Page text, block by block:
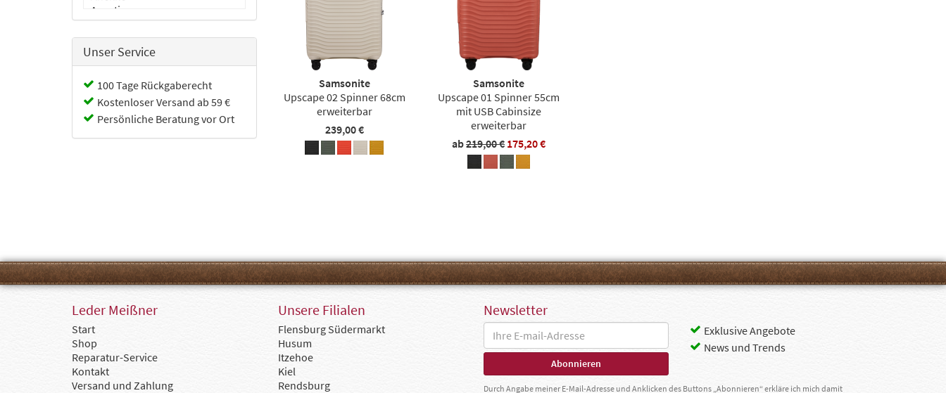
Aporti
aunts & uncles
BLACKBEAT
Burkely
Cabaia
Cabin Zero
Camel
Capriccio
Chesterfield
Chipolo
Fabrizio
Fjällräven
Flanigan
Flynka
Gerry Weber
Golden Head
Goldline
GOT BAG
Götz
Guess
Unser Service
100 Tage Rückgaberecht
Kostenloser Versand ab 59 €
Persönliche Beratung vor Ort
Samsonite
Upscape 02 Spinner 68cm
erweiterbar
239,00 €
Samsonite
Upscape 01 Spinner 55cm
mit USB Cabinsize
erweiterbar
ab219,00 € 175,20 €
Leder Meißner
Start
Shop
Reparatur-Service
Kontakt
Versand und Zahlung
Unsere Filialen
Flensburg Südermarkt
Husum
Itzehoe
Kiel
Rendsburg
Newsletter
Exklusive Angebote
News und Trends
Durch Angabe meiner E-Mail-Adresse und Anklicken des Buttons „Abonnieren“ erkläre ich mich damit